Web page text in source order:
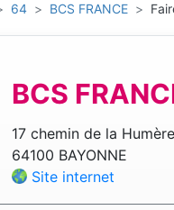
64 BCS FRANCE
BCS
17 chemin de la Humère
64100 BAYONNE
Site internet